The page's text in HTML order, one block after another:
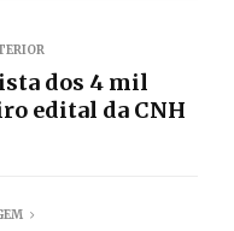
dos 4 mil
edital da CNH